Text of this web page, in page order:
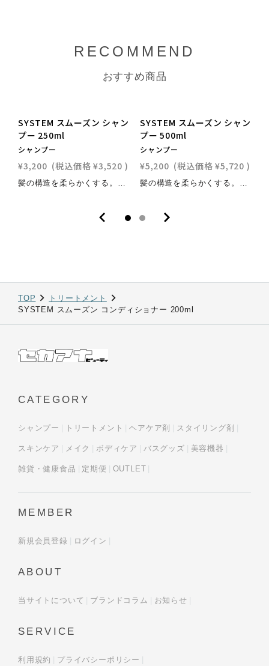
RECOMMEND
おすすめ商品
SYSTEM スムーズン シャン
プー 250ml
シャンプー
¥3,200 (税込価格 ¥3,520 )
髪の構造を柔らかくする。やわらかでしなやかな髪へと導く。まとまりやすくする。クシ通りを良くする。しなやかで柔らかく、なめらかな感触の髪へと導く、やさしく贅沢なクレンジング。ヘアケアのメリット：まとまらない髪でも瞬時にしなやかに柔らかくする配合ポイント： 扱いにくく、乾燥して、まとまらない、ゴワついた髪向け。扱いやすさと弾力性が欲しいカーリーヘア向け。湿気に反応して、広がりやすくうねりやすい髪向け。
SYSTEM スムーズン シャン
プー 500ml
シャンプー
¥5,200 (税込価格 ¥5,720 )
髪の構造を柔らかくする。やわらかでしなやかな髪へと導く。まとまりやすくする。クシ通りを良くする。しなやかで柔らかく、なめらかな感触の髪へと導く、やさしく贅沢なクレンジング。ヘアケアのメリット：まとまらない髪でも瞬時にしなやかに柔らかくする配合ポイント： 扱いにくく、乾燥して、まとまらない、ゴワついた髪向け。扱いやすさと弾力性が欲しいカーリーヘア向け。湿気に反応して、広がりやすくうねりやすい髪向け。
TOP
トリートメント
SYSTEM スムーズン コンディショナー 200ml
CATEGORY
シャンプー トリートメント ヘアケア剤 スタイリング剤
スキンケア メイク ボディケア バスグッズ 美容機器
雑貨・健康食品 定期便 OUTLET
MEMBER
新規会員登録 ログイン
ABOUT
当サイトについて ブランドコラム お知らせ
SERVICE
利用規約 プライバシーポリシー